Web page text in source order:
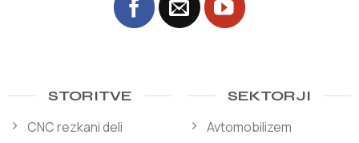
STORITVE
CNC rezkani deli
SEKTORJI
Avtomobilizem